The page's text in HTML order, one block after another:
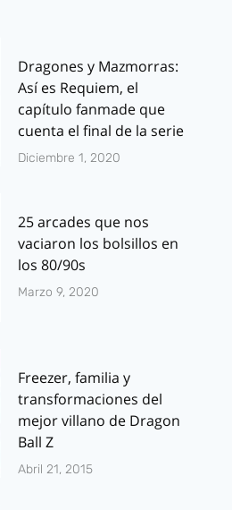
Dragones y Mazmorras:
Así es Requiem, el
capítulo fanmade que
cuenta el final de la serie
Diciembre 1, 2020
25 arcades que nos
vaciaron los bolsillos en
los 80/90s
Marzo 9, 2020
Freezer, familia y
transformaciones del
mejor villano de Dragon
Ball Z
Abril 21, 2015